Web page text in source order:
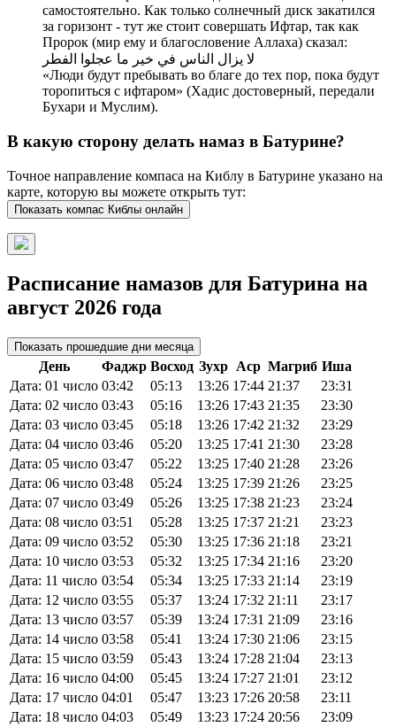
самостоятельно. Как только солнечный диск закатился
за горизонт - тут же стоит совершать Ифтар, так как
Пророк (мир ему и благословение Аллаха) сказал:
لا يزال الناس في خير ما عجلوا الفطر
«Люди будут пребывать во благе до тех пор, пока будут
торопиться с ифтаром» (Хадис достоверный, передали
Бухари и Муслим).
В какую сторону делать намаз в Батурине?
Точное направление компаса на Киблу в Батурине указано на
карте, которую вы можете открыть тут:
Показать компас Киблы онлайн
Расписание намазов для Батурина на
август 2026 года
Показать прошедшие дни месяца
День Фаджр Восход Зухр Аср Магриб Иша
Дата: 01 число 03:42 05:13 13:26 17:44 21:37
23:31
Дата: 02 число 03:43 05:16 13:26 17:43 21:35
23:30
Дата: 03 число 03:45 05:18 13:26 17:42 21:32
23:29
Дата: 04 число 03:46 05:20 13:25 17:41 21:30
23:28
Дата: 05 число 03:47 05:22 13:25 17:40 21:28
23:26
Дата: 06 число 03:48 05:24 13:25 17:39 21:26
23:25
Дата: 07 число 03:49 05:26 13:25 17:38 21:23
23:24
Дата: 08 число 03:51 05:28 13:25 17:37 21:21
23:23
Дата: 09 число 03:52 05:30 13:25 17:36 21:18
23:21
Дата: 10 число 03:53 05:32 13:25 17:34 21:16
23:20
Дата: 11 число 03:54 05:34 13:25 17:33 21:14
23:19
Дата: 12 число 03:55 05:37 13:24 17:32 21:11
23:17
Дата: 13 число 03:57 05:39 13:24 17:31 21:09
23:16
Дата: 14 число 03:58 05:41 13:24 17:30 21:06
23:15
Дата: 15 число 03:59 05:43 13:24 17:28 21:04
23:13
Дата: 16 число 04:00 05:45 13:24 17:27 21:01
23:12
Дата: 17 число 04:01 05:47 13:23 17:26 20:58
23:11
Дата: 18 число 04:03 05:49 13:23 17:24 20:56
23:09